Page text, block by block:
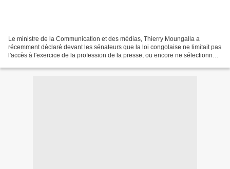
Le ministre de la Communication et des médias, Thierry Moungalla a
récemment déclaré devant les sénateurs que la loi congolaise ne limitait pas
l'accès à l'exercice de la profession de la presse, ou encore ne sélectionnait